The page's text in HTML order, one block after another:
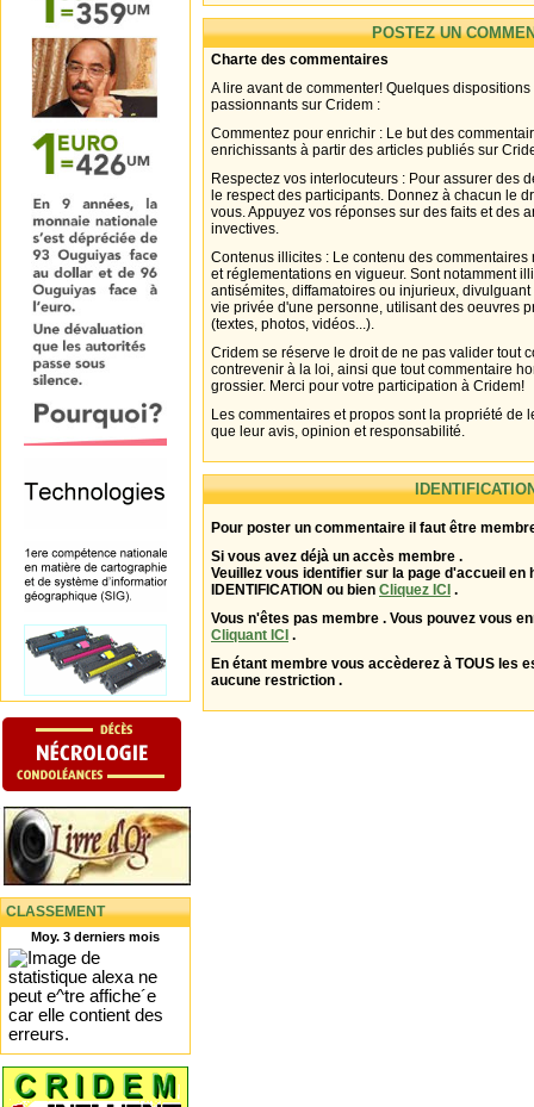
CLASSEMENT
Moy. 3 derniers mois
POSTEZ UN
Charte des commentaires
A lire avant de commenter! Quelques
passionnants sur Cridem :
Commentez pour enrichir : Le but des
enrichissants à partir des articles publiés sur
Respectez vos interlocuteurs : Pour assurer des
le respect des participants. Donnez à chacun le
vous. Appuyez vos réponses sur des faits et des
invectives.
Contenus illicites : Le contenu des
et réglementations en vigueur. Sont notamment
antisémites, diffamatoires ou injurieux,
vie privée d'une personne, utilisant des oeuvres
(textes, photos, vidéos...).
Cridem se réserve le droit de ne pas valider tout
contrevenir à la loi, ainsi que tout commentaire
grossier. Merci pour votre participation à Cridem!
Les commentaires et propos sont la propriété de
que leur avis, opinion et responsabilité.
Pour poster un commentaire il faut être
Si vous avez déjà un accès membre .
Veuillez vous identifier sur la page d'accueil en
IDENTIFICATION ou bien Cliquez ICI .
Vous n'êtes pas membre . Vous pouvez vous
Cliquant ICI .
En étant membre vous accèderez à TOUS les
aucune restriction .